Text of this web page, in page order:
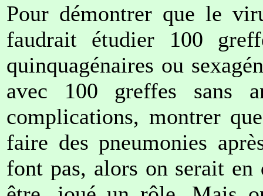
Pour démontrer que le
faudrait étudier 100
quinquagénaires ou
avec 100 greffes sans
complications, montrer
faire des pneumonies
font pas, alors on serait